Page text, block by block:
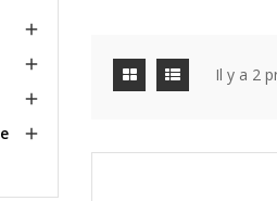




Il y a 2